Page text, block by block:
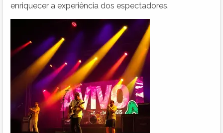
enriquecer a experiência dos espectadores.